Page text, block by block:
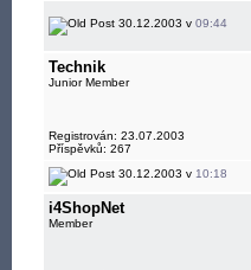
30.12.2003 v 09:44
Technik
Junior Member
Registrován: 23.07.2003
Příspěvků: 267
30.12.2003 v 10:18
i4ShopNet
Member